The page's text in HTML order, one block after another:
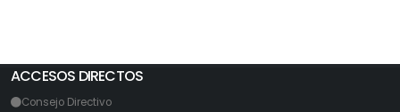
ACCESOS DIRECTOS
Consejo Directivo